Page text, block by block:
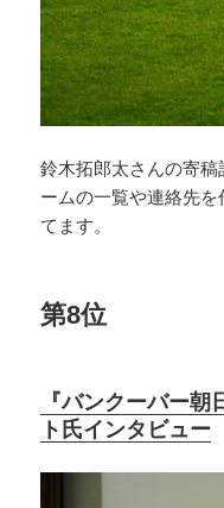
鈴木拓郎太さんの寄
ームの一覧や連絡先
てます。
第8位
『バンクーバー
ト氏インタビュー